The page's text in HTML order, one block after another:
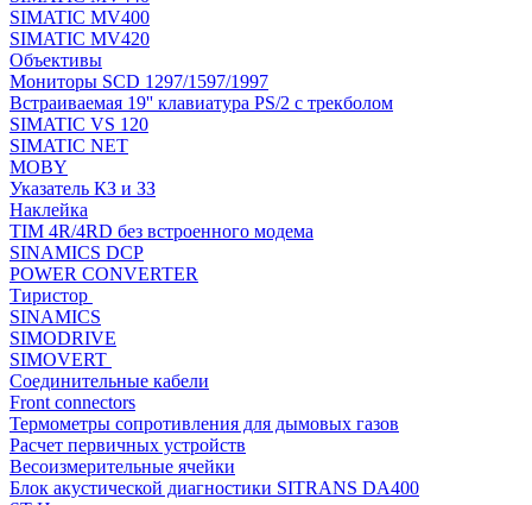
SIMATIC MV400
SIMATIC MV420
Объективы
Мониторы SCD 1297/1597/1997
Встраиваемая 19'' клавиатура PS/2 с трекболом
SIMATIC VS 120
SIMATIC NET
MOBY
Указатель КЗ и ЗЗ
Наклейка
TIM 4R/4RD без встроенного модема
SINAMICS DCP
POWER CONVERTER
Тиристор
SINAMICS
SIMODRIVE
SIMOVERT
Соединительные кабели
Front connectors
Термометры сопротивления для дымовых газов
Расчет первичных устройств
Весоизмерительные ячейки
Блок акустической диагностики SITRANS DA400